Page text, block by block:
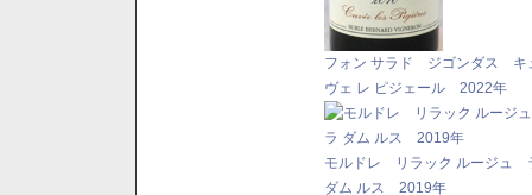
フォン サラド ジゴンダス キ
ヴェ レ ピジェール 2022年
モルドレ リラック ルージュ
ダム ルス 2019年